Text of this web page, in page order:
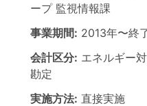
ープ 監視情報課
事業期間: 2013年〜終
会計区分: エネルギー
勘定
実施方法: 直接実施